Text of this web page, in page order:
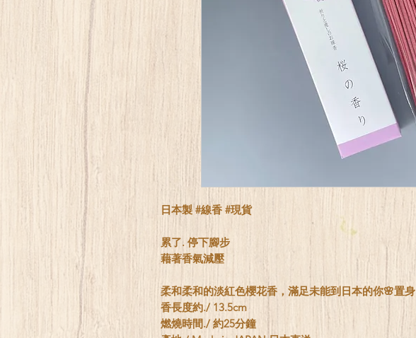
日本製 #線香 #現貨
累了. 停下腳步
藉著香氣減壓
柔和柔和的淡紅色櫻花香，滿足未能到日本的你🌸置
香長度約./ 13.5cm
燃燒時間./ 約25分鐘